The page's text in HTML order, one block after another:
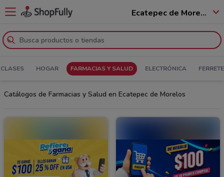
Ecatepec de Morelos - 55100
HOGAR FARMACIAS Y SALUD ELECTRÓNICA
Catálogos de Farmacias y Salud en Ecatepec de Morelos